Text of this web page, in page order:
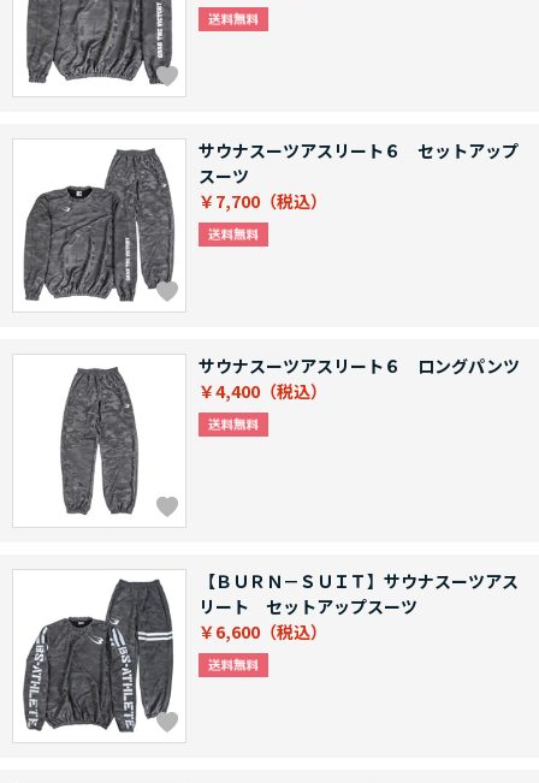
サウナスーツアスリート６ セットアップ
スーツ
￥7,700
サウナスーツアスリート６ ロングパンツ
￥4,400
【ＢＵＲＮ－ＳＵＩＴ】サウナスーツアス
リート セットアップスーツ
￥6,600